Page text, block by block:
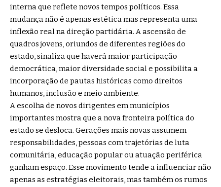
interna que reflete novos tempos políticos. Essa
mudança não é apenas estética mas representa uma
inflexão real na direção partidária. A ascensão de
quadros jovens, oriundos de diferentes regiões do
estado, sinaliza que haverá maior participação
democrática, maior diversidade social e possibilita a
incorporação de pautas históricas como direitos
humanos, inclusão e meio ambiente.
A escolha de novos dirigentes em municípios
importantes mostra que a nova fronteira política do
estado se desloca. Gerações mais novas assumem
responsabilidades, pessoas com trajetórias de luta
comunitária, educação popular ou atuação periférica
ganham espaço. Esse movimento tende a influenciar não
apenas as estratégias eleitorais, mas também os rumos